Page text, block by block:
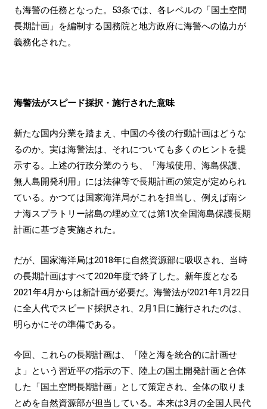
も海警の任務となった。53条では、各レベルの「国土空間
長期計画」を編制する国務院と地方政府に海警への協力が
義務化された。
海警法がスピード採択・施行された意味
新たな国内分業を踏まえ、中国の今後の行動計画はどうな
るのか。実は海警法は、それについても多くのヒントを提
示する。上述の行政分業のうち、「海域使用、海島保護、
無人島開発利用」には法律等で長期計画の策定が定められ
ている。かつては国家海洋局がこれを担当し、例えば南シ
ナ海スプラトリー諸島の埋め立ては第1次全国海島保護長期
計画に基づき実施された。
だが、国家海洋局は2018年に自然資源部に吸収され、当時
の長期計画はすべて2020年度で終了した。新年度となる
2021年4月からは新計画が必要だ。海警法が2021年1月22日
に全人代でスピード採択され、2月1日に施行されたのは、
明らかにその準備である。
今回、これらの長期計画は、「陸と海を統合的に計画せ
よ」という習近平の指示の下、陸上の国土開発計画と合体
した「国土空間長期計画」として策定され、全体の取りま
とめを自然資源部が担当している。本来は3月の全国人民代